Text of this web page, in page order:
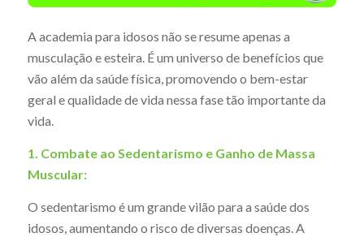
A academia para idosos não se resume apenas a
musculação e esteira. É um universo de benefícios que
vão além da saúde física, promovendo o bem-estar
geral e qualidade de vida nessa fase tão importante da
vida.
1. Combate ao Sedentarismo e Ganho de Massa
Muscular:
O sedentarismo é um grande vilão para a saúde dos
idosos, aumentando o risco de diversas doenças. A